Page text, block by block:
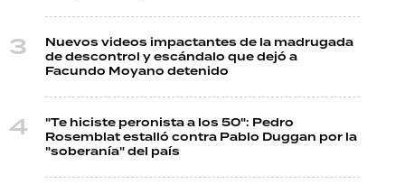
Nuevos videos impactantes de la madrugada
de descontrol y escándalo que dejó a
Facundo Moyano detenido
"Te hiciste peronista a los 50": Pedro
Rosemblat estalló contra Pablo Duggan por la
"soberanía" del país